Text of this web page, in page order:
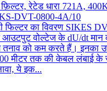
रेटेड धारा 721A,
DVT-0800-4A/10
फिल्टर का विवरण SIKES
आउटपुट वोल्टेज के dU/dt मान
को कम करते हैं। इनका
मीटर तक की केबल लंबाई के
ये इक...